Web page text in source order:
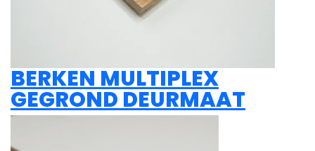
BERKEN MULTIPLEX
GEGROND DEURMAAT